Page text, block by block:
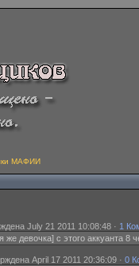
МАФИИ
July 21 2011 10:08:48 · 1
девочка] с этого аккуанта 8
April 17 2011 20:36:09 · 0